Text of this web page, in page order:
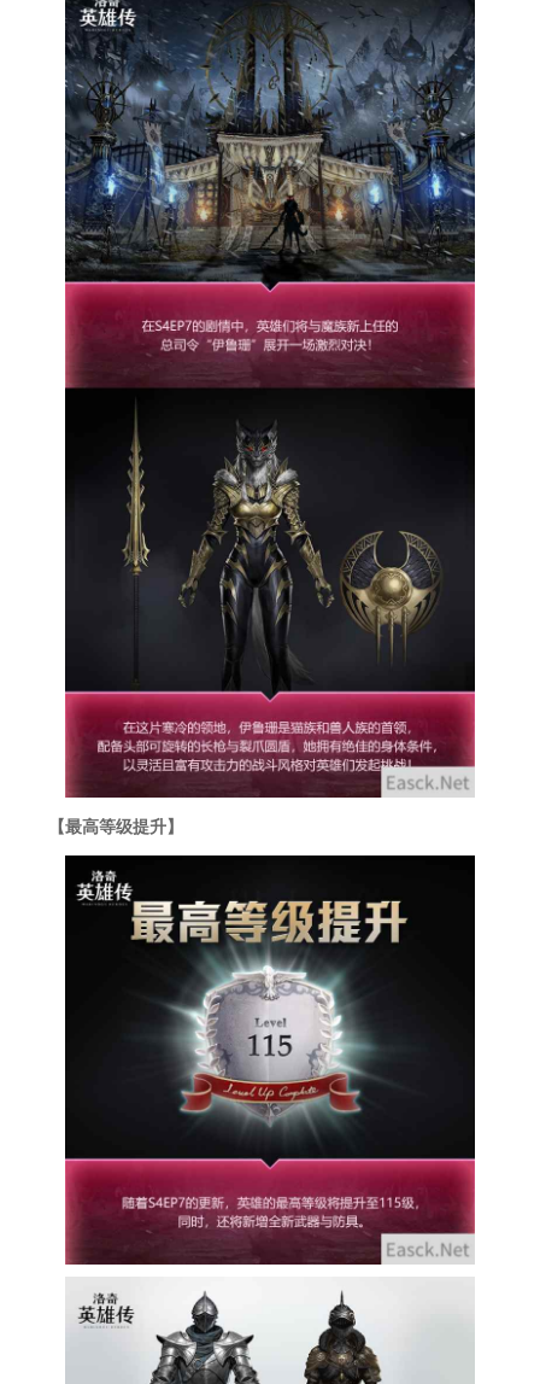
【最高等级提升】